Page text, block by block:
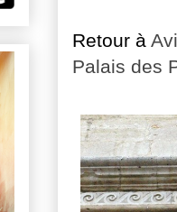
Retour à
Palais des